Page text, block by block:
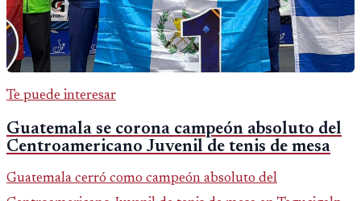
Te puede interesar
Guatemala se corona campeón absoluto del
Centroamericano Juvenil de tenis de mesa
Guatemala cerró como campeón absoluto del